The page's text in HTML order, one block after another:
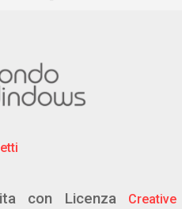
con Licenza
Creative